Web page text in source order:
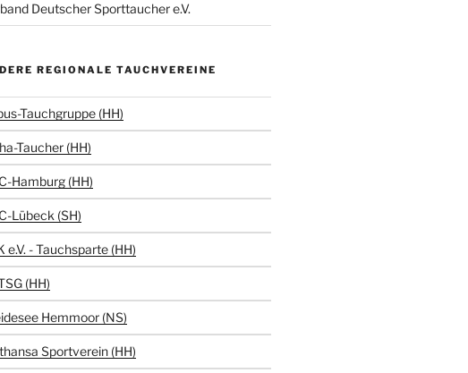
Deutscher Sporttaucher e.V.
REGIONALE TAUCHVEREINE
Tauchgruppe (HH)
Taucher (HH)
Hamburg (HH)
Lübeck (SH)
e.V. - Tauchsparte (HH)
(HH)
Hemmoor (NS)
Sportverein (HH)